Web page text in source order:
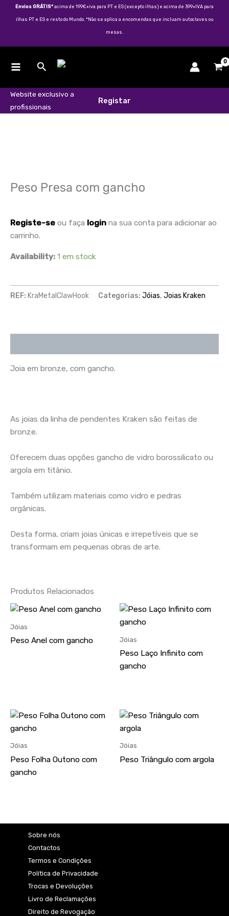
Envios GRÁTIS*acima de 199€+iva para PT e ES (excepto ilhas) e acima de 399+IVA para
ilhas PT e ES e resto do Mundo. *Não se aplica a encomendas que incluam autoclaves ou
mesas.
Search
Website exclusivo a
profissionais
Registar
Peso Presa com gancho
Registe-se ou faça login na sua conta para adicionar ao
carrinho.
Availability: 1 em stock
gancho
REF: KraMetalClawHook Categorias: Jóias, Joias Kraken
Joia em bronze, com gancho.
As joias da linha de pendentes Kraken são feitas de
bronze.
Oferecem duas opções gancho de vidro borossilicato ou
argola em titânio.
Também utilizam materiais como vidro e pedras
orgânicas.
Desta forma, criam joias únicas e irrepetíveis que se
transformam em pequenas obras de arte.
Produtos Relacionados
Jóias
Peso Anel com gancho Jóias
Peso Laço Infinito com
gancho
Jóias
Peso Folha Outono com
gancho
Jóias
Peso Triângulo com argola
Sobre nós
Contactos
Termos e Condições
Política de Privacidade
Trocas e Devoluções
Livro de Reclamações
Direito de Revogação